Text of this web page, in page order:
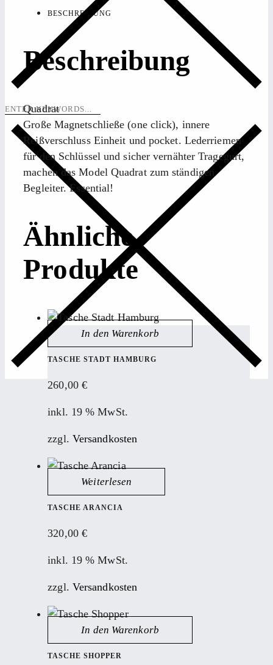
BESCHREIBUNG
Beschreibung
Quadrat
Große Magnetschließe (one click), innere
Reißverschluss Einheit und pocket. Lederriemen
für den Schlüssel und sicher vernähter Tragegurt,
machen das Model Quadrat zum ständigen
Begleiter. Essential!
Ähnliche
Produkte
In den Warenkorb
TASCHE STADT HAMBURG
260,00 €
inkl. 19 % MwSt.
zzgl. Versandkosten
Weiterlesen
TASCHE ARANCIA
320,00 €
inkl. 19 % MwSt.
zzgl. Versandkosten
In den Warenkorb
TASCHE SHOPPER